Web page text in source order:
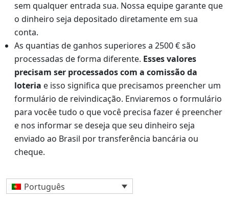
sem qualquer entrada sua. Nossa equipe garante que
o dinheiro seja depositado diretamente em sua
conta.
As quantias de ganhos superiores a 2500 € são
processadas de forma diferente. Esses valores
precisam ser processados ​​com a comissão da
loteria e isso significa que precisamos preencher um
formulário de reivindicação. Enviaremos o formulário
para vocêe tudo o que você precisa fazer é preencher
e nos informar se deseja que seu dinheiro seja
enviado ao Brasil por transferência bancária ou
cheque.
Português